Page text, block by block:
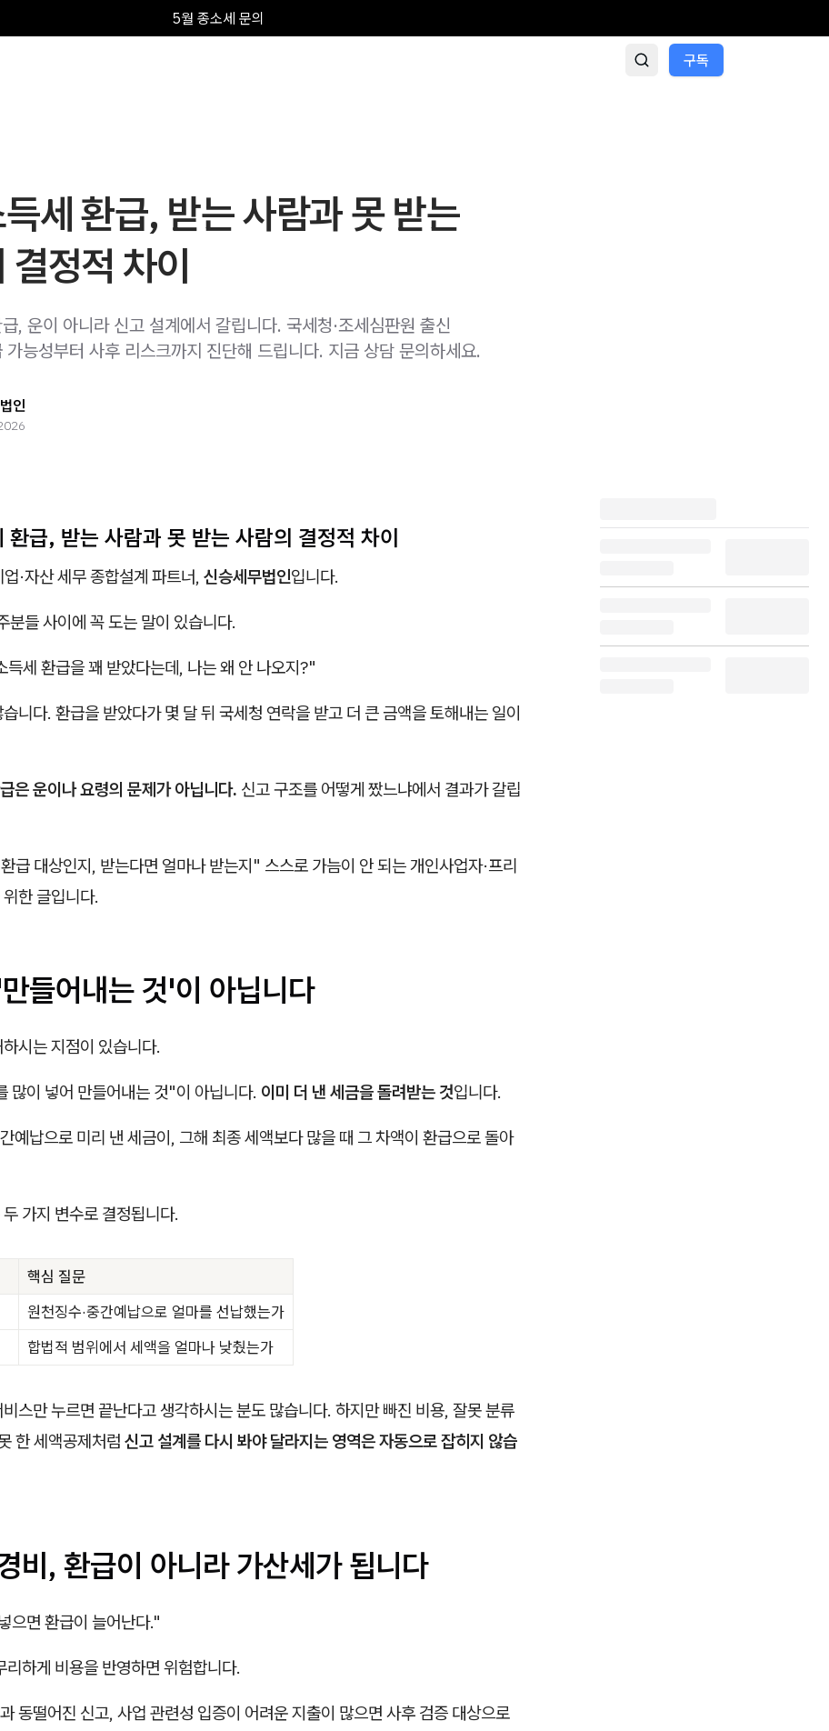
5월 종소세 문의
구독
세 환급, 받는 사람과 못 받는
결정적 차이
, 운이 아니라 신고 설계에서 갈립니다. 국세청·조세심판원 출신
가능성부터 사후 리스크까지 진단해 드립니다. 지금 상담 문의하세요.
인
환급, 받는 사람과 못 받는 사람의 결정적 차이
·자산 세무 종합설계 파트너, 신승세무법인입니다.
분들 사이에 꼭 도는 말이 있습니다.
득세 환급을 꽤 받았다는데, 나는 왜 안 나오지?"
니다. 환급을 받았다가 몇 달 뒤 국세청 연락을 받고 더 큰 금액을 토해내는 일이
은 운이나 요령의 문제가 아닙니다. 신고 구조를 어떻게 짰느냐에서 결과가 갈립
급 대상인지, 받는다면 얼마나 받는지" 스스로 가늠이 안 되는 개인사업자·프리
한 글입니다.
들어내는 것'이 아닙니다
시는 지점이 있습니다.
많이 넣어 만들어내는 것"이 아닙니다. 이미 더 낸 세금을 돌려받는 것입니다.
예납으로 미리 낸 세금이, 그해 최종 세액보다 많을 때 그 차액이 환급으로 돌아
가지 변수로 결정됩니다.
핵심 질문
원천징수·중간예납으로 얼마를 선납했는가
합법적 범위에서 세액을 얼마나 낮췄는가
스만 누르면 끝난다고 생각하시는 분도 많습니다. 하지만 빠진 비용, 잘못 분류
한 세액공제처럼 신고 설계를 다시 봐야 달라지는 영역은 자동으로 잡히지 않습
비, 환급이 아니라 가산세가 됩니다
으면 환급이 늘어난다."
리하게 비용을 반영하면 위험합니다.
동떨어진 신고, 사업 관련성 입증이 어려운 지출이 많으면 사후 검증 대상으로